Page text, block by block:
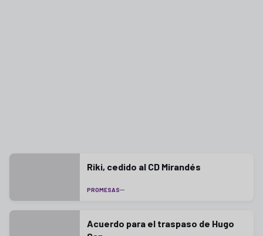
Riki, cedido al CD Mirandés
PROMESAS
Acuerdo para el traspaso de Hugo